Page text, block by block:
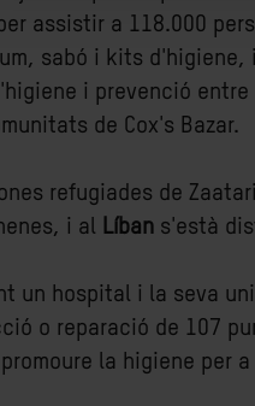
assistir a 118.000
sabó i kits
i prevenció
de Cox's Bazar.
refugiades de
i al Líban s'està
un hospital i la seva
o reparació de 107
la higiene per